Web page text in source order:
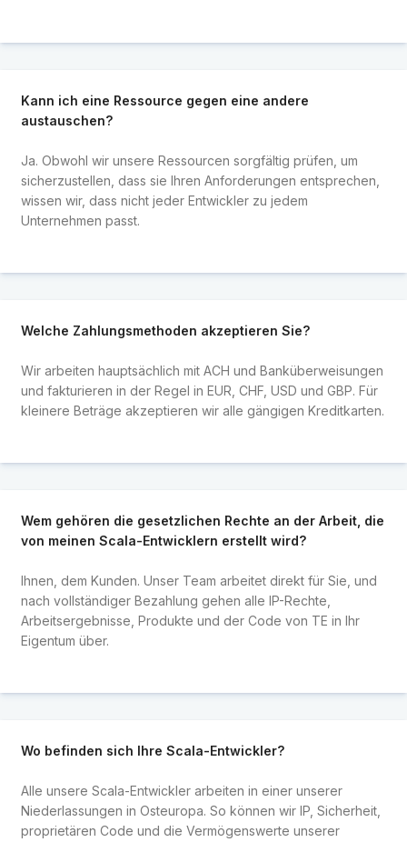
Kann ich eine Ressource gegen eine andere
austauschen?
Ja. Obwohl wir unsere Ressourcen sorgfältig prüfen, um
sicherzustellen, dass sie Ihren Anforderungen entsprechen,
wissen wir, dass nicht jeder Entwickler zu jedem
Unternehmen passt.
Welche Zahlungsmethoden akzeptieren Sie?
Wir arbeiten hauptsächlich mit ACH und Banküberweisungen
und fakturieren in der Regel in EUR, CHF, USD und GBP. Für
kleinere Beträge akzeptieren wir alle gängigen Kreditkarten.
Wem gehören die gesetzlichen Rechte an der Arbeit, die
von meinen Scala-Entwicklern erstellt wird?
Ihnen, dem Kunden. Unser Team arbeitet direkt für Sie, und
nach vollständiger Bezahlung gehen alle IP-Rechte,
Arbeitsergebnisse, Produkte und der Code von TE in Ihr
Eigentum über.
Wo befinden sich Ihre Scala-Entwickler?
Alle unsere Scala-Entwickler arbeiten in einer unserer
Niederlassungen in Osteuropa. So können wir IP, Sicherheit,
proprietären Code und die Vermögenswerte unserer